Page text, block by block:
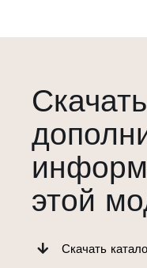
Скачать
этой
Скачать